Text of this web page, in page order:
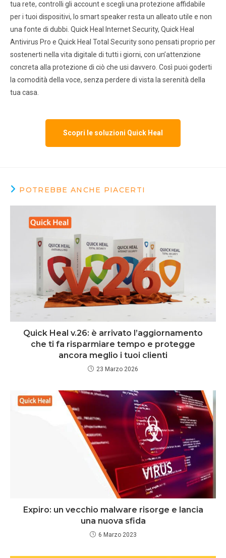
tua rete, controlli gli account e scegli una protezione affidabile
per i tuoi dispositivi, lo smart speaker resta un alleato utile e non
una fonte di dubbi. Quick Heal Internet Security, Quick Heal
Antivirus Pro e Quick Heal Total Security sono pensati proprio per
sostenerti nella vita digitale di tutti i giorni, con un’attenzione
concreta alla protezione di ciò che usi davvero. Così puoi goderti
la comodità della voce, senza perdere di vista la serenità della
tua casa.
Scopri le soluzioni Quick Heal
POTREBBE ANCHE PIACERTI
Quick Heal v.26: è arrivato l’aggiornamento
che ti fa risparmiare tempo e protegge
ancora meglio i tuoi clienti
23 Marzo 2026
Expiro: un vecchio malware risorge e lancia
una nuova sfida
6 Marzo 2023